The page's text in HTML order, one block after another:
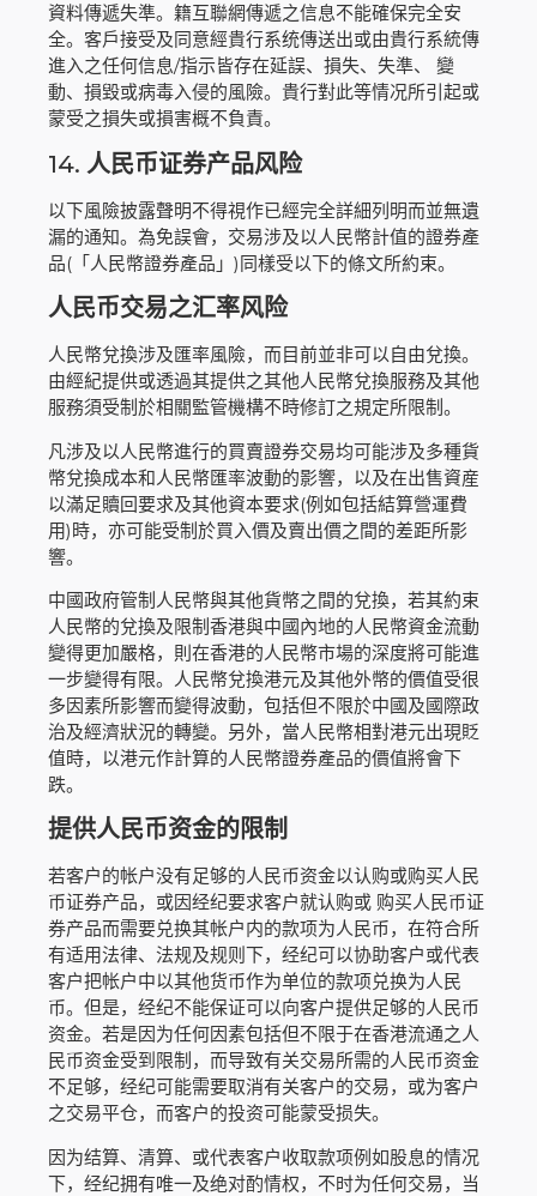
資料傳遞失準。籍互聯網傳遞之信息不能確保完全安
全。客戶接受及同意經貴行系统傳送出或由貴行系統傳
進入之任何信息/指示皆存在延誤、損失、失準、 變
動、損毀或病毒入侵的風險。貴行對此等情况所引起或
蒙受之損失或損害概不負責。
14. 人民币证券产品风险
以下風險披露聲明不得視作已經完全詳細列明而並無遺
漏的通知。為免誤會，交易涉及以人民幣計值的證券產
品(「人民幣證券產品」)同樣受以下的條文所約束。
人民币交易之汇率风险
人民幣兌換涉及匯率風險，而目前並非可以自由兌換。
由經紀提供或透過其提供之其他人民幣兌換服務及其他
服務須受制於相關監管機構不時修訂之規定所限制。
凡涉及以人民幣進行的買賣證券交易均可能涉及多種貨
幣兌換成本和人民幣匯率波動的影響，以及在出售資産
以滿足贖回要求及其他資本要求(例如包括結算營運費
用)時，亦可能受制於買入價及賣出價之間的差距所影
響。
中國政府管制人民幣與其他貨幣之間的兌換，若其約束
人民幣的兌換及限制香港與中國內地的人民幣資金流動
變得更加嚴格，則在香港的人民幣市場的深度將可能進
一步變得有限。人民幣兌換港元及其他外幣的價值受很
多因素所影響而變得波動，包括但不限於中國及國際政
治及經濟狀況的轉變。另外，當人民幣相對港元出現貶
值時，以港元作計算的人民幣證券產品的價值將會下
跌。
提供人民币资金的限制
若客户的帐户没有足够的人民币资金以认购或购买人民
币证券产品，或因经纪要求客户就认购或 购买人民币证
券产品而需要兑换其帐户内的款项为人民币，在符合所
有适用法律、法规及规则下，经纪可以协助客户或代表
客户把帐户中以其他货币作为单位的款项兑换为人民
币。但是，经纪不能保证可以向客户提供足够的人民币
资金。若是因为任何因素包括但不限于在香港流通之人
民币资金受到限制，而导致有关交易所需的人民币资金
不足够，经纪可能需要取消有关客户的交易，或为客户
之交易平仓，而客户的投资可能蒙受损失。
因为结算、清算、或代表客户收取款项例如股息的情况
下，经纪拥有唯一及绝对酌情权，不时为任何交易，当